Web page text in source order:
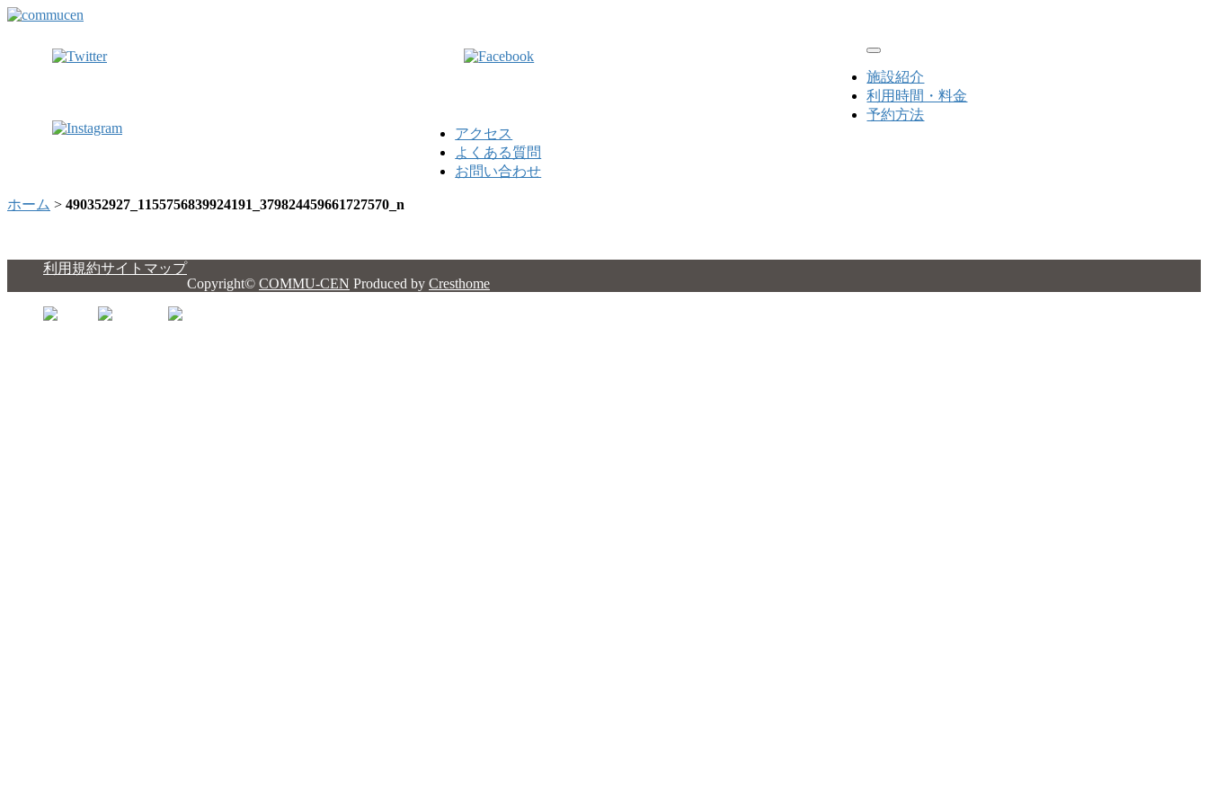
Toggle navigation
施設紹介
利用時間・料金
予約方法
アクセス
よくある質問
お問い合わせ
ホーム > 490352927_1155756839924191_379824459661727570_n
利用規約サイトマップ
Copyright© COMMU-CEN Produced by Cresthome